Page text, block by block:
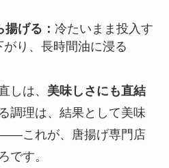
げる： 冷たいまま投入す
り、長時間油に浸る
しは、 美味しさにも直結
調理は、結果として美味
これが、唐揚げ専門店
です。